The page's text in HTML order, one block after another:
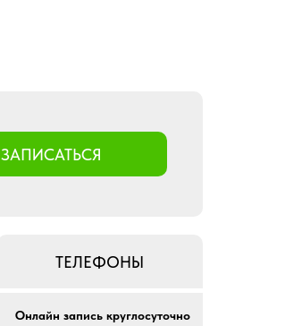
ЗАПИСАТЬСЯ
Онлайн запись круглосуточно
ТЕЛЕФОНЫ